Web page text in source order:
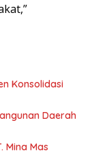
Konsolidasi
Daerah
Mina Mas